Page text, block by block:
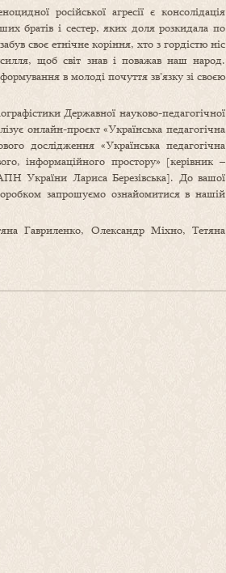
російської агресії є консолідація
братів і сестер, яких доля розкидала по
своє етнічне коріння, хто з гордістю ніс
щоб світ знав і поважав наш народ.
в молоді почуття зв’язку зі своєю
Державної науково-педагогічної
онлайн-проєкт «Українська педагогічна
дослідження «Українська педагогічна
інформаційного простору» [керівник –
України Лариса Березівська]. До вашої
запрошуємо ознайомитися в нашій
Гавриленко, Олександр Міхно, Тетяна